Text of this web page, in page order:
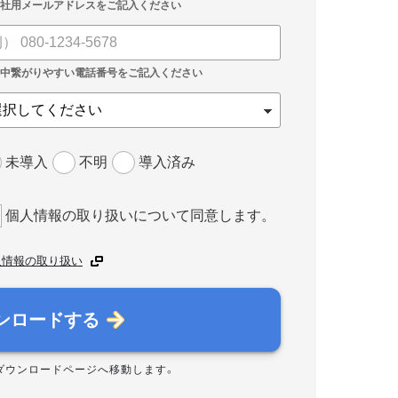
未導入 不明 導入済み
個人情報の取り扱いについて同意します。
報の取り扱い
ロードする
ウンロードページへ移動します。